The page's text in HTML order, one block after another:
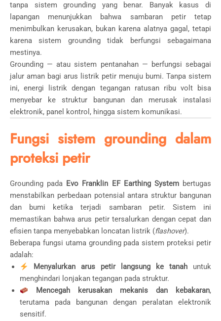
tanpa sistem grounding yang benar. Banyak kasus di
lapangan menunjukkan bahwa sambaran petir tetap
menimbulkan kerusakan, bukan karena alatnya gagal, tetapi
karena sistem grounding tidak berfungsi sebagaimana
mestinya.
Grounding — atau sistem pentanahan — berfungsi sebagai
jalur aman bagi arus listrik petir menuju bumi. Tanpa sistem
ini, energi listrik dengan tegangan ratusan ribu volt bisa
menyebar ke struktur bangunan dan merusak instalasi
elektronik, panel kontrol, hingga sistem komunikasi.
Fungsi sistem grounding dalam
proteksi petir
Grounding pada Evo Franklin EF Earthing Systembertugas
menstabilkan perbedaan potensial antara struktur bangunan
dan bumi ketika terjadi sambaran petir. Sistem ini
memastikan bahwa arus petir tersalurkan dengan cepat dan
efisien tanpa menyebabkan loncatan listrik (flashover).
Beberapa fungsi utama grounding pada sistem proteksi petir
adalah:
Menyalurkan arus petir langsung ke tanahuntuk
menghindari lonjakan tegangan pada struktur.
Mencegah kerusakan mekanis dan kebakaran,
terutama pada bangunan dengan peralatan elektronik
sensitif.